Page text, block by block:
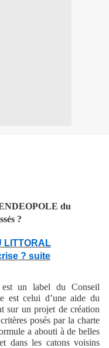
du
?
LITTORAL
? suite
un label du Conseil
est celui d’une aide du
sur un projet de création
posés par la charte
a abouti à de belles
dans les catons voisins